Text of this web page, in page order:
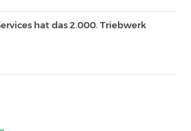
hat das 2.000. Triebwerk